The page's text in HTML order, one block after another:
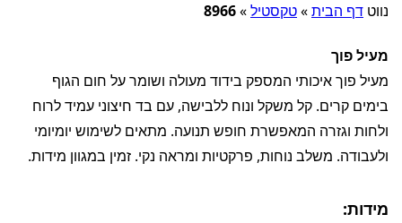
נווט דף הבית»טקסטיל»
8966
מעיל פוך
מעיל פוך איכותי המספק בידוד מעולה ושומר על חום הגוף
בימים קרים. קל משקל ונוח ללבישה, עם בד חיצוני עמיד לרוח
ולחות וגזרה המאפשרת חופש תנועה. מתאים לשימוש יומיומי
ולעבודה. משלב נוחות, פרקטיות ומראה נקי. זמין במגוון מידות.
מידות: